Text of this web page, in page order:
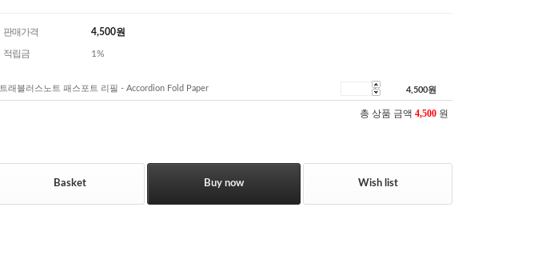
판매가격 4,500원
적립금 1%
트래블러스노트 패스포트 리필 - Accordion Fold Paper 4,500원
총 상품 금액 4,500 원
Basket Buy now Wish list